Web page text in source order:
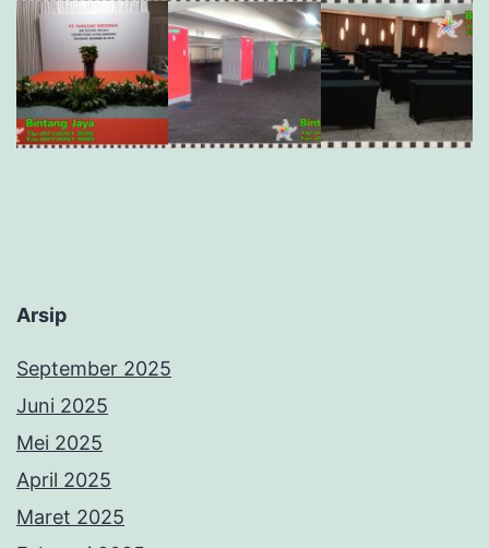
Arsip
September 2025
Juni 2025
Mei 2025
April 2025
Maret 2025